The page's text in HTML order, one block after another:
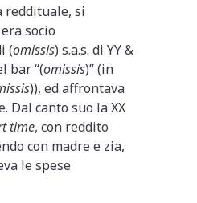
reddituale, si
socio
(omissis) s.a.s. di YY &
bar “(omissis)” (in
)), ed affrontava
Dal canto suo la XX
time, con reddito
con madre e zia,
le spese